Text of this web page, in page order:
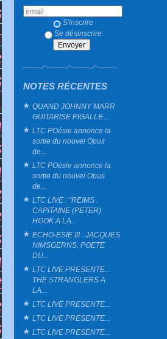
S'inscrire
Se désinscrire
NOTES RÉCENTES
QUAND JOHNNY MARR
GUITARISE PIGALLE…
LTC POésie annonce la
sortie du nouvel Opus
de...
LTC POésie annonce la
sortie du nouvel Opus
de...
LTC LIVE : "REIMS :
CAPITAINE (PETER)
HOOK A LA...
ECHO-ESIE III : JACQUES
NIMSGERNS, POETE
DU...
LTC LIVE PRESENTE...
THE STRANGLERS A
LA...
LTC LIVE PRESENTE...
LTC LIVE PRESENTE...
LTC LIVE PRESENTE...